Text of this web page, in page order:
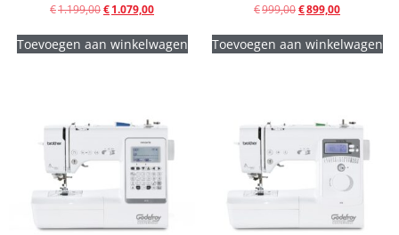
€1.199,00€1.079,00
Toevoegen aan winkelwagen
€999,00€899,00
Toevoegen aan winkelwagen